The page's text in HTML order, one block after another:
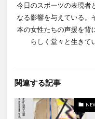
今日のスポーツの表現者
なる影響を与えている。
本の女性たちの声援を背
らしく堂々と生きて
関連する記事